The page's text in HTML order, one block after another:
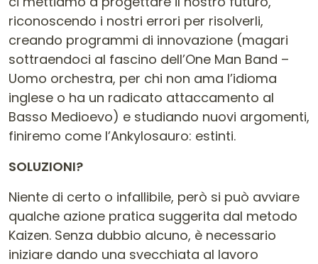
riconoscendo i nostri errori per risolverli,
creando programmi di innovazione (magari
sottraendoci al fascino dell’One Man Band –
Uomo orchestra, per chi non ama l’idioma
inglese o ha un radicato attaccamento al
Basso Medioevo) e studiando nuovi argomenti,
finiremo come l’Ankylosauro: estinti.
SOLUZIONI?
Niente di certo o infallibile, però si può avviare
qualche azione pratica suggerita dal metodo
Kaizen. Senza dubbio alcuno, è necessario
iniziare dando una svecchiata al lavoro